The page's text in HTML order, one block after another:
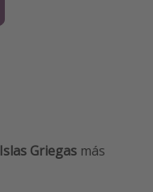
Islas Griegas más